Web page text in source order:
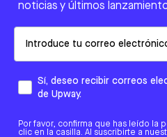
noticias y últimos
Sí, deseo recibir correos
de Upway.
Por favor, confirma que has leído la
clic en la casilla. Al suscribirte a